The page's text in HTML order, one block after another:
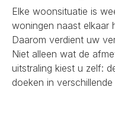
Elke woonsituatie is
woningen naast elkaar
Daarom verdient uw
Niet alleen wat de
uitstraling kiest u zelf:
doeken in